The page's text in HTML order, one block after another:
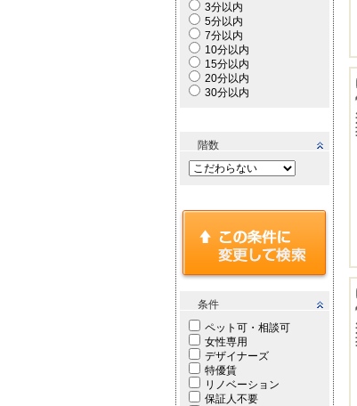
3分以内
5分以内
7分以内
10分以内
15分以内
20分以内
30分以内
階数
条件
ペット可・相談可
女性専用
デザイナーズ
特優賃
リノベーション
保証人不要